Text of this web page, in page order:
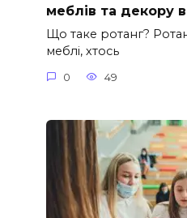
меблів та декору
Що таке ротанг?
меблі, хтось
0 49